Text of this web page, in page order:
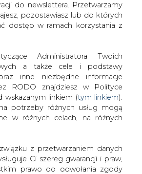
do newslettera. Przetwarzamy
pozostawiasz lub do których
dostęp w ramach korzystania z
Administratora Twoich
a także cele i podstawy
inne niezbędne informacje
RODO znajdziesz w Polityce
wskazanym linkiem (tym linkiem).
potrzeby różnych usług mogą
w różnych celach, na różnych
z przetwarzaniem danych
Ci szereg gwarancji i praw,
prawo do odwołania zgody
INFORMACYJNY CIRE 24
być niższe
skomentuj
udostępnij:
mogą być niższe